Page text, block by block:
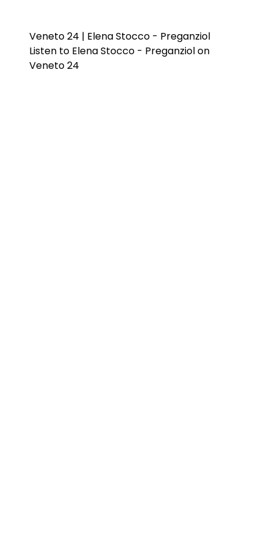
Veneto 24 | Elena Stocco - Preganziol
Listen to Elena Stocco - Preganziol on
Veneto 24